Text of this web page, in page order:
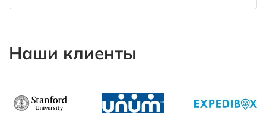
Наши клиенты